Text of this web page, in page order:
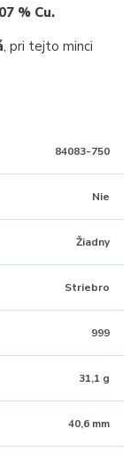
% Cu.
, pri tejto minci
84083-750
Nie
Žiadny
Striebro
999
31,1 g
40,6 mm